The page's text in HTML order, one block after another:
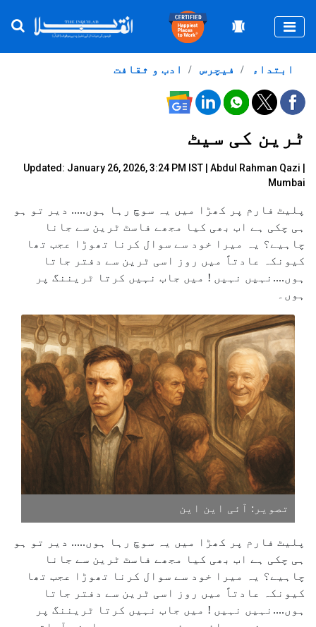
ادب و ثقافت فیچرس ابتداء
ٹرین کی سیٹ
Updated: January 26, 2026, 3:24 PM IST | Abdul Rahman Qazi |
Mumbai
پلیٹ فارم پر کھڑا میں یہ سوچ رہا ہوں..... دیر تو ہو
ہی چکی ہے اب بھی کیا مجھے فاسٹ ٹرین سے جانا
چاہیے؟ یہ میرا خود سے سوال کرنا تھوڑا عجب تھا
کیونکہ عادتاً میں روز اسی ٹرین سے دفتر جاتا
ہوں....نہیں نہیں ! میں جاب نہیں کرتا ٹریننگ پر
ہوں۔
تصویر: آئی این این
پلیٹ فارم پر کھڑا میں یہ سوچ رہا ہوں..... دیر تو ہو
ہی چکی ہے اب بھی کیا مجھے فاسٹ ٹرین سے جانا
چاہیے؟ یہ میرا خود سے سوال کرنا تھوڑا عجب تھا
کیونکہ عادتاً میں روز اسی ٹرین سے دفتر جاتا
ہوں....نہیں نہیں ! میں جاب نہیں کرتا ٹریننگ پر